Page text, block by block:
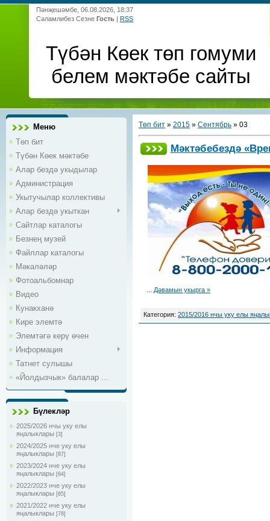
Пәнҗешәмбе, 06.08.2026, 18:37
Сәламлибез Сезне Гость | RSS
Түбән Көек төп гомуми
белем мәктәбе сайты
Меню
Төп бит
Түбән Көек мәктәбе
Алар бездә укыдылар
Администрация
Укытучылар коллективы
Алар бездә укыткан
Сайтлар каталогы
Безнең музей
Файллар каталогы
Мәкаләләр
Фотоальбомнар
Видео
Кунакханә
Кире элемтә
Элемтәгә керү өчен
Информация
Татнет сулышы
«Йолдызчык» балалар ...
Бүлекләр
2025/2026 нчы уку елы
яңалыклары [3]
2024/2025 нче уку елы
яңалыклары [87]
2023/2024 нче уку елы
яңалыклары [64]
2022/2023 нче уку елы
яңалыклары [65]
2021/2022 нче уку елы
яңалыклары [78]
Төп бит » 2015 » Сентябрь » 03
Мәктәбебездә
Дәвамын укырга »
Категория: 2015/2016 нчы уку елы